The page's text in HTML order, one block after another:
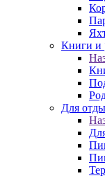
Книги и
Для